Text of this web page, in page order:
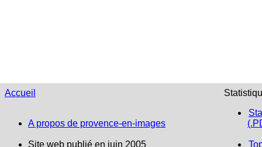
Accueil
A propos de provence-en-images
Site web publié en juin 2005